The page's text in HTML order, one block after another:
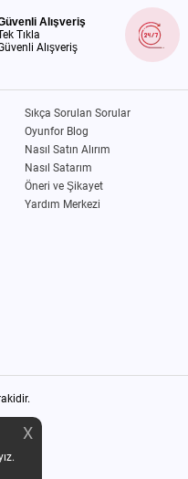
X
Alışveriş
Tıkla
Alışveriş
Sıkça Sorulan Sorular
Oyunfor Blog
Nasıl Satın Alırım
Nasıl Satarım
Öneri ve Şikayet
Yardım Merkezi